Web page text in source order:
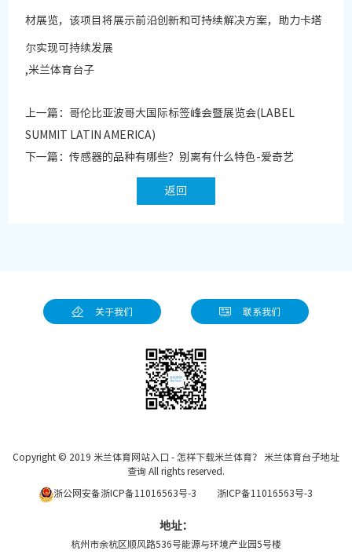
材展览，该项目将展示前沿创新和可持续解决方案，助力卡塔
尔实现可持续发展
,米兰体育台子
上一篇： 哥伦比亚波哥大国际标签峰会暨展览会(LABEL
SUMMIT LATIN AMERICA)
下一篇：传感器的品种有哪些？别离有什么特色-爱奇艺
返回
地址：
杭州市余杭区顺风路536号能源与环境产业园5号楼
Copyright © 2019 米兰体育网站入口 - 怎样下载米兰体育？ 米兰体育台子地址
查询 All rights reserved.
浙公网安备浙ICP备11016563号-3 浙ICP备11016563号-3
关于我们 联系我们